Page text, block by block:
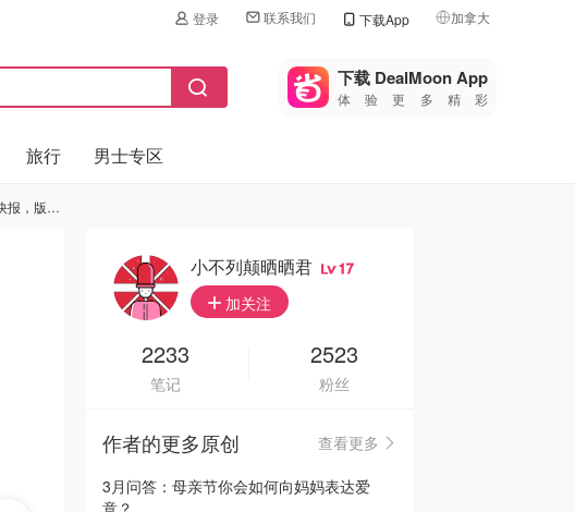
登录 联系我们 下载App 加拿大
🇺🇸
美国
🇨🇳中国
🇩🇪
🇮🇹
🇦🇺
🇳🇿新西兰
下载 DealMoon App
体验更多精彩
旅行 男士专区
所有」
小不列颠晒晒君 17
加关注
2233
笔记
2523
粉丝
作者的更多原创
查看更多
3月问答：母亲节你会如何向妈妈表达爱
意？